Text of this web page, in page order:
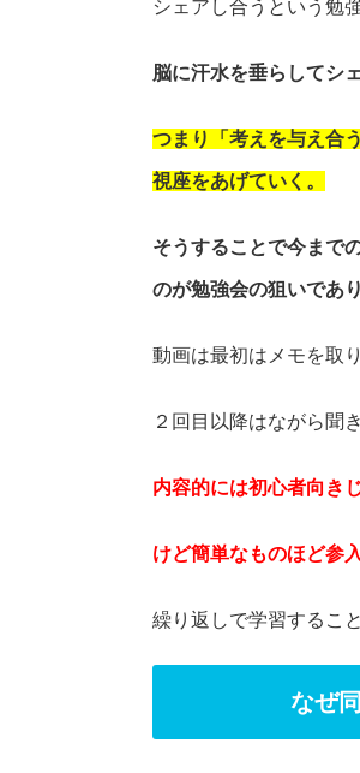
シェアし合うという勉
脳に汗水を垂らしてシ
つまり「考えを与え合
視座をあげていく。
そうすることで今まで
のが勉強会の狙いであり
動画は最初はメモを取
２回目以降はながら聞
内容的には初心者向き
けど簡単なものほど参
繰り返しで学習するこ
なぜ